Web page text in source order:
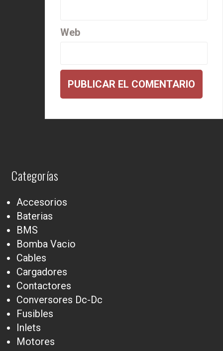
Web
Categorías
Accesorios
Baterias
BMS
Bomba Vacio
Cables
Cargadores
Contactores
Conversores Dc-Dc
Fusibles
Inlets
Motores